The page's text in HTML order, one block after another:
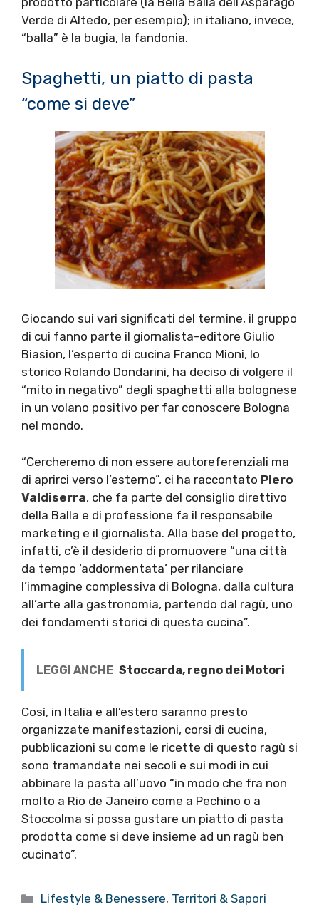
Verde di Altedo, per esempio); in italiano, invece,
“balla” è la bugia, la fandonia.
Spaghetti, un piatto di pasta
“come si deve”
Giocando sui vari significati del termine, il gruppo
di cui fanno parte il giornalista-editore Giulio
Biasion, l’esperto di cucina Franco Mioni, lo
storico Rolando Dondarini, ha deciso di volgere il
“mito in negativo” degli spaghetti alla bolognese
in un volano positivo per far conoscere Bologna
nel mondo.
“Cercheremo di non essere autoreferenziali ma
di aprirci verso l’esterno”, ci ha raccontato Piero
Valdiserra, che fa parte del consiglio direttivo
della Balla e di professione fa il responsabile
marketing e il giornalista. Alla base del progetto,
infatti, c’è il desiderio di promuovere “una città
da tempo ‘addormentata’ per rilanciare
l’immagine complessiva di Bologna, dalla cultura
all’arte alla gastronomia, partendo dal ragù, uno
dei fondamenti storici di questa cucina”.
LEGGI ANCHE Stoccarda, regno dei Motori
Così, in Italia e all’estero saranno presto
organizzate manifestazioni, corsi di cucina,
pubblicazioni su come le ricette di questo ragù si
sono tramandate nei secoli e sui modi in cui
abbinare la pasta all’uovo “in modo che fra non
molto a Rio de Janeiro come a Pechino o a
Stoccolma si possa gustare un piatto di pasta
prodotta come si deve insieme ad un ragù ben
cucinato”.
Categorie
Lifestyle & Benessere, Territori & Sapori